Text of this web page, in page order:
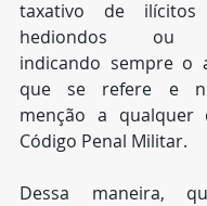
taxativo de ilícitos
hediondos ou
indicando sempre o
que se refere e
menção a qualquer
Código Penal Militar.
Dessa maneira,